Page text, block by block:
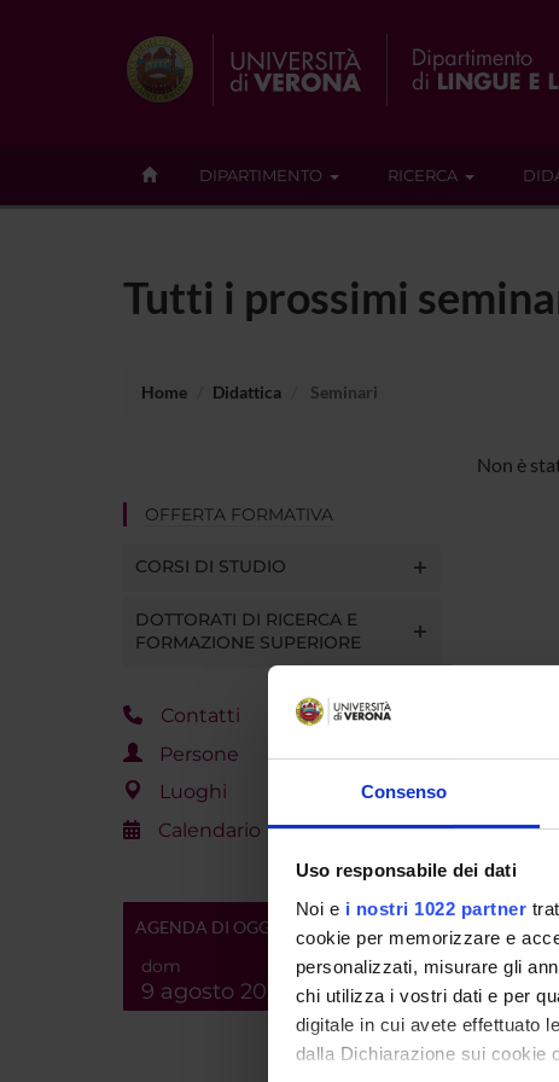
Consenso
Uso responsabile dei dati
Noi e i nostri 1022 partner
cookie per memorizzare e
personalizzati, misurare gli
chi utilizza i vostri dati e per
digitale in cui avete effettuato
dalla Dichiarazione sui cookie
DIPARTIMENTO RICERCA
Tutti i prossimi
Home Didattica Seminari
OFFERTA FORMATIVA
CORSI DI STUDIO
DOTTORATI DI RICERCA E
FORMAZIONE SUPERIORE
Contatti
Persone
Luoghi
Calendario
AGENDA DI OGGI
dom
9 agosto 2026
Non è